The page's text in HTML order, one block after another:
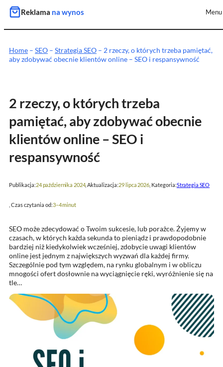
Przejdź
do
treści
Reklama na wynos Menu
Home – SEO – Strategia SEO – 2 rzeczy, o których trzeba pamiętać,
aby zdobywać obecnie klientów online – SEO i respansywność
2 rzeczy, o których trzeba
pamiętać, aby zdobywać obecnie
klientów online – SEO i
respansywność
Publikacja:24 października 2024, Aktualizacja:29 lipca 2026, Kategoria:Strategia SEO
, Czas czytania od:3–4 minut
SEO może zdecydować o Twoim sukcesie, lub porażce. Żyjemy w
czasach, w których każda sekunda to pieniądz i prawdopodobnie
bardziej niż kiedykolwiek wcześniej, zdobycie uwagi klientów
online jest jednym z największych wyzwań dla każdej firmy.
Szczególnie pod tym względem, na rynku globalnym i w obliczu
mnogości ofert dosłownie na wyciągnięcie ręki, wyróżnienie się na
tle…